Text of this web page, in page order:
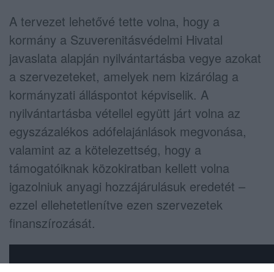
A tervezet lehetővé tette volna, hogy a
kormány a Szuverenitásvédelmi Hivatal
javaslata alapján nyilvántartásba vegye azokat
a szervezeteket, amelyek nem kizárólag a
kormányzati álláspontot képviselik. A
nyilvántartásba vétellel együtt járt volna az
egyszázalékos adófelajánlások megvonása,
valamint az a kötelezettség, hogy a
támogatóiknak közokiratban kellett volna
igazolniuk anyagi hozzájárulásuk eredetét –
ezzel ellehetetlenítve ezen szervezetek
finanszírozását.